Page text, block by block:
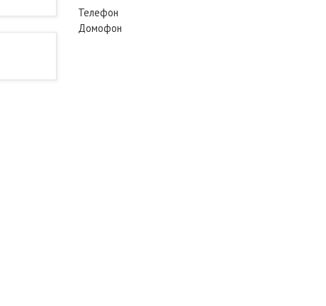
Телефон
Домофон